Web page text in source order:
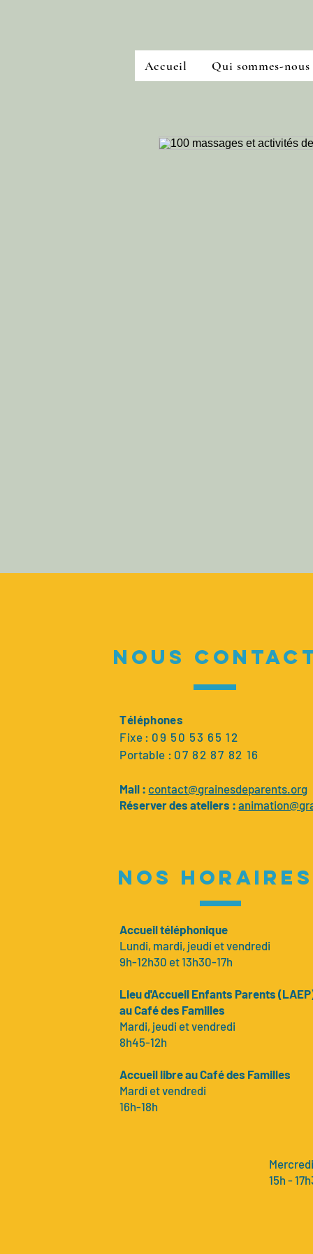
Accueil Qui sommes-nous
NOUS
Téléphones
Fixe : 09 50 53 65 12
Portable : 07 82 87 82 16
Mail : contact@grainesdeparents.org
Réserver des ateliers :
nos horaires
Accueil téléphonique
Lundi, mardi, jeudi et vendredi
9h-12h30 et 13h30-17h
Lieu d'Accueil Enfants Parents
au Café des Familles
Mardi, jeudi et vendredi
8h45-12h
Accueil libre au Café des Familles
Mardi et vendredi
16h-18h
Mercredi
15h -